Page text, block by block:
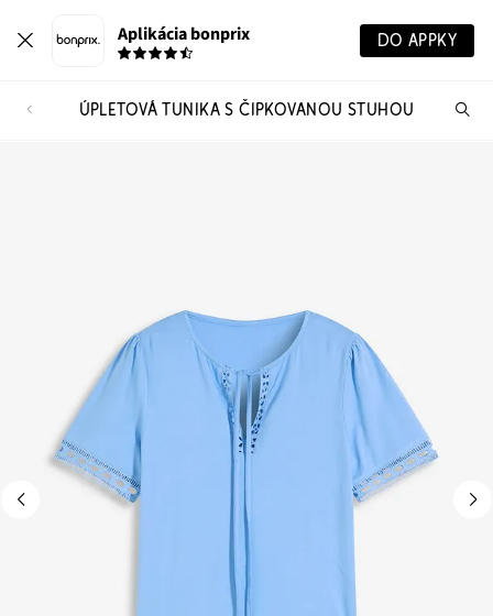
Aplikácia bonprix DO APPKY
ÚPLETOVÁ TUNIKA S ČIPKOVANOU STUHOU